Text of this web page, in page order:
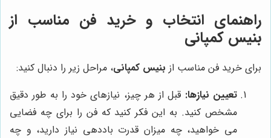
راهنمای انتخاب و خرید فن مناسب از
بنیس کمپانی
برای خرید فن مناسب از بنیس کمپانی، مراحل زیر را دنبال کنید:
تعیین نیازها: قبل از هر چیز، نیازهای خود را به طور دقیق
مشخص کنید. به این فکر کنید که فن را برای چه فضایی
می خواهید، چه میزان قدرت باددهی نیاز دارید، و چه